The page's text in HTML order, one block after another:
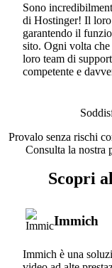
Sono
di Hostinger! Il loro
garantendo il
sito. Ogni volta
loro team di
competente e
Provalo senza rischi
Consulta la nostra
Scopri
Immich
Immich è una